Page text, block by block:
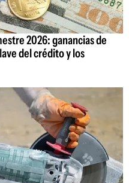
2026: ganancias de
del crédito y los